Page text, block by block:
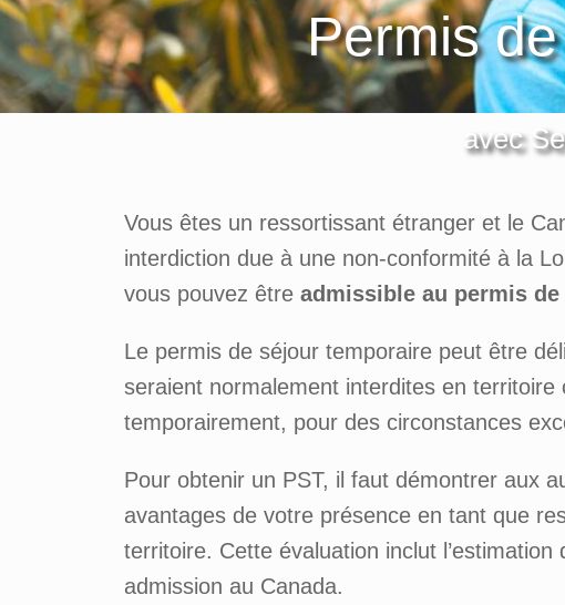
Permis
avec
Vous êtes un ressortissant étranger et le
interdiction due à une non-conformité à la
vous pouvez être admissible au permis
Le permis de séjour temporaire peut être
seraient normalement interdites en
temporairement, pour des circonstances
Pour obtenir un PST, il faut démontrer aux
avantages de votre présence en tant que
territoire. Cette évaluation inclut
admission au Canada.